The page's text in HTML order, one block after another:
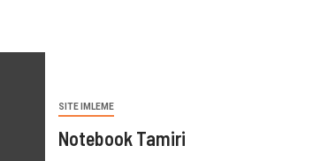
SITE IMLEME
Notebook Tamiri